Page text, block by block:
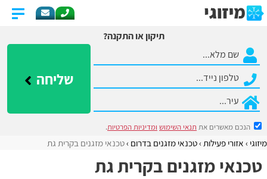
תיקון או התקנה?
שליחה
הנכם מאשרים את תנאי השימוש ומדיניות הפרטיות.
מיזוגי אזורי פעילות ​טכנאי מזגנים בדרום טכנאי מזגנים בקרית גת
טכנאי מזגנים בקרית גת